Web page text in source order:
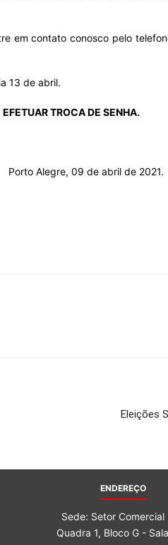
dos
em contato conosco pelo
13 de abril.
TROCA DE SENHA.
Porto Alegre, 09 de abril de 2021.
Eleições
ENDEREÇO
Sede: Setor Comercial
Quadra 1, Bloco G -